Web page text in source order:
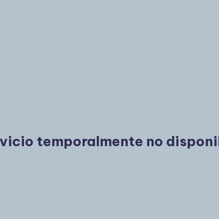
temporalmente no